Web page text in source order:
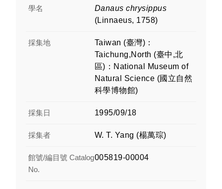
學名
Danaus chrysippus
(Linnaeus, 1758)
採集地
Taiwan (臺灣)：
Taichung,North (臺中,北
區)：National Museum of
Natural Science (國立自然
科學博物館)
採集日 1995/09/18
採集者 W. T. Yang (楊萬琮)
館號/編目號 Catalog
No.
005819-00004